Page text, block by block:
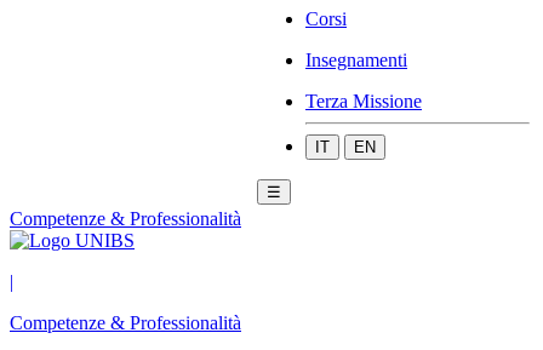
Corsi
Insegnamenti
Terza Missione
IT EN
☰
Competenze & Professionalità
|
Competenze & Professionalità